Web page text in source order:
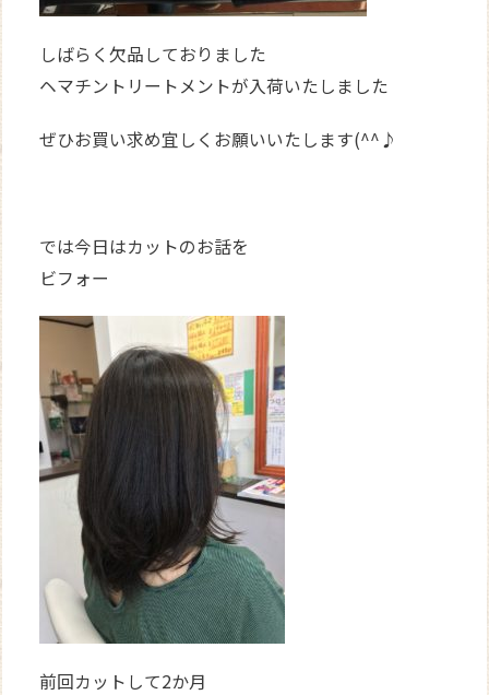
しばらく欠品しておりました
ヘマチントリートメントが入荷いたしました
ぜひお買い求め宜しくお願いいたします(^^♪
では今日はカットのお話を
ビフォー
前回カットして2か月